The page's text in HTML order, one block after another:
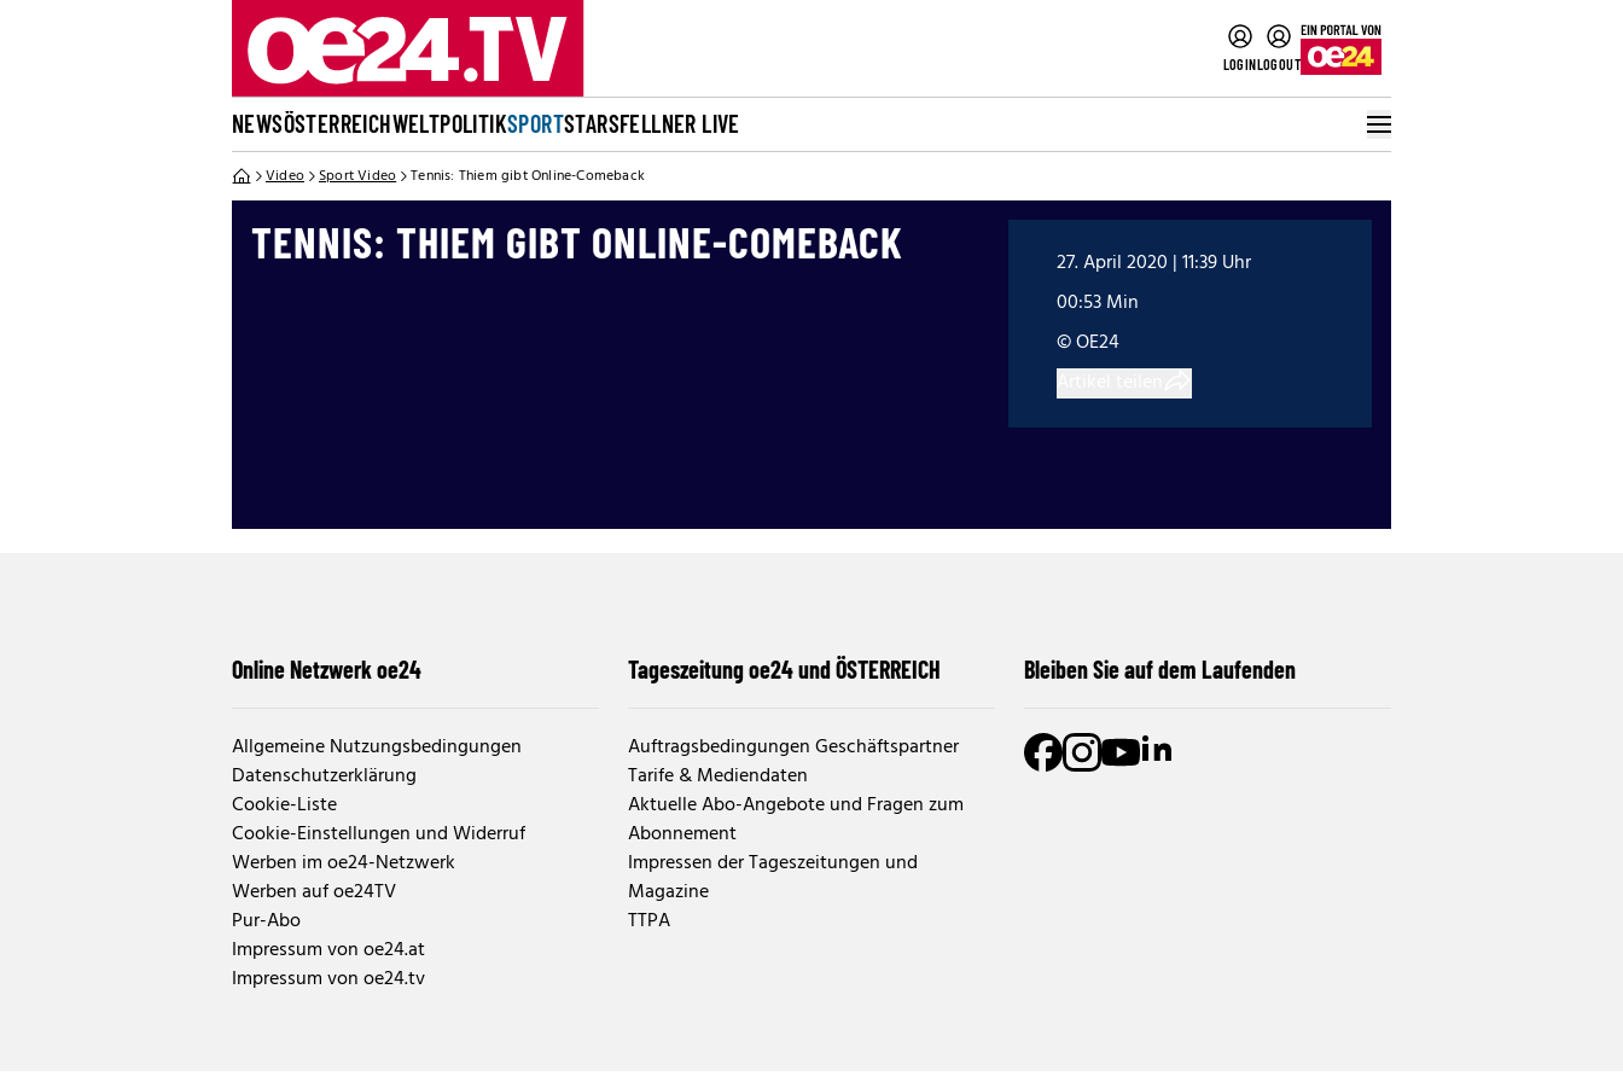
LOGINLOGOUT
NEWSÖSTERREICHWELTPOLITIKSPORTSTARSFELLNER LIVE
Video Sport Video Tennis: Thiem gibt Online-Comeback
TENNIS: THIEM GIBT ONLINE-COMEBACK
27. April 2020 | 11:39 Uhr
00:53 Min
© OE24
Online Netzwerk oe24
Allgemeine Nutzungsbedingungen
Datenschutzerklärung
Cookie-Liste
Cookie-Einstellungen und Widerruf
Werben im oe24-Netzwerk
Werben auf oe24TV
Pur-Abo
Impressum von oe24.at
Impressum von oe24.tv
Tageszeitung oe24 und ÖSTERREICH
Auftragsbedingungen Geschäftspartner
Tarife & Mediendaten
Aktuelle Abo-Angebote und Fragen zum
Abonnement
Impressen der Tageszeitungen und
Magazine
TTPA
Bleiben Sie auf dem Laufenden